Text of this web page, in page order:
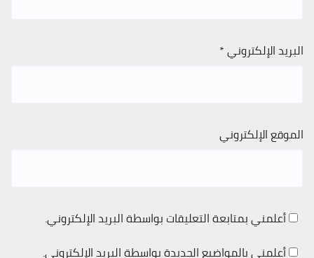
البريد الإلكتروني*
الموقع الإلكتروني
أعلمني بمتابعة التعليقات بواسطة البريد الإلكتروني.
أعلمني بالمواضيع الجديدة بواسطة البريد الإلكتروني.